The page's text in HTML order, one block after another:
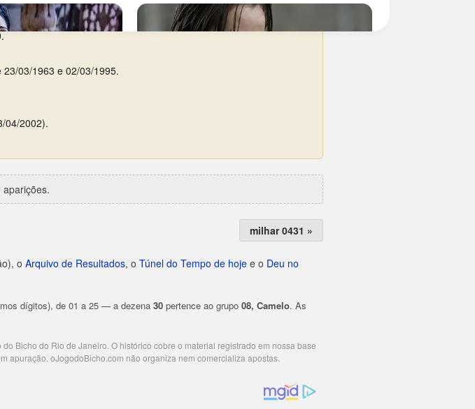
03/1963 e 02/03/1995.
04/2002).
milhar 0431 »
o Arquivo de Resultados, o Túnel do Tempo de hoje e o Deu no
dígitos), de 01 a 25 — a dezena 30 pertence ao grupo 08, Camelo. As
Bicho do Rio de Janeiro. O histórico cobre o material registrado em nossa base
apuração. oJogodoBicho.com não organiza nem comercializa apostas.